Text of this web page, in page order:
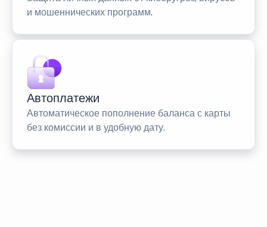
и мошеннических программ.
Автоплатежи
Автоматическое пополнение баланса с карты
без комиссии и в удобную дату.